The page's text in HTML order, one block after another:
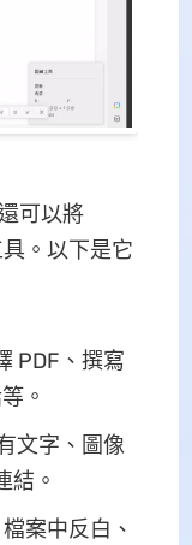
可以將
。以下是它
PDF、撰寫
。
文字、圖像
結。
案中反白、